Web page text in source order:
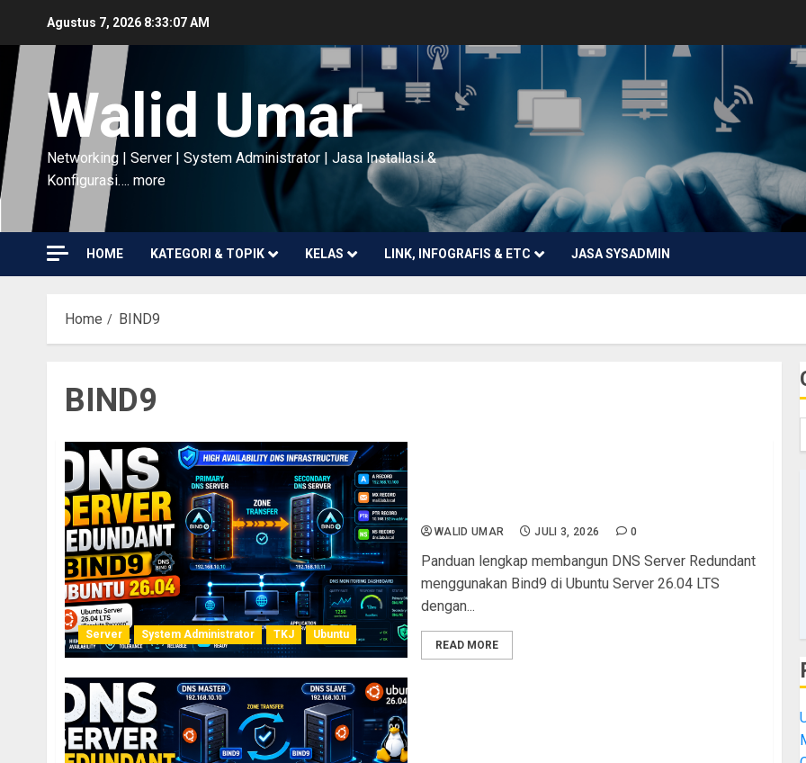
content
Agustus 7, 2026 8:33:09 AM
Walid Umar
Networking | Server | System Administrator | Jasa Installasi &
Konfigurasi…. more
HOME KATEGORI & TOPIK KELAS LINK, INFOGRAFIS & ETC JASA SYSADMIN
Home BIND9
BIND9
Server System Administrator TKJ Ubuntu
WALID UMAR JULI 3, 2026 0
Panduan lengkap membangun DNS Server Redundant
menggunakan Bind9 di Ubuntu Server 26.04 LTS
dengan...
READ MORE